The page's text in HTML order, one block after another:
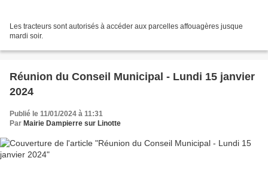
Les tracteurs sont autorisés à accéder aux parcelles affouagères jusque
mardi soir.
Réunion du Conseil Municipal - Lundi 15 janvier
2024
Publié le 11/01/2024 à 11:31
Par Mairie Dampierre sur Linotte